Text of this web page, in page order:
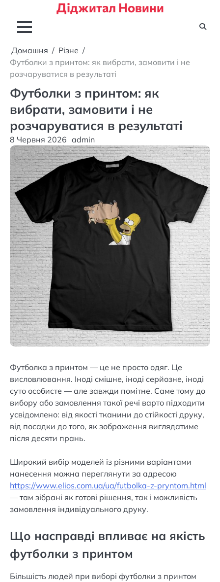
вмісту
Діджитал Новини
Домашня
Різне
Футболки з принтом: як вибрати, замовити і не
розчаруватися в результаті
Футболки з принтом: як
вибрати, замовити і не
розчаруватися в результаті
8 Червня 2026 admin
Футболка з принтом — це не просто одяг. Це
висловлювання. Іноді смішне, іноді серйозне, іноді
суто особисте — але завжди помітне. Саме тому до
вибору або замовлення такої речі варто підходити
усвідомлено: від якості тканини до стійкості друку,
від посадки до того, як зображення виглядатиме
після десяти прань.
Широкий вибір моделей із різними варіантами
нанесення можна переглянути за адресою
https://www.elios.com.ua/ua/futbolka-z-pryntom.html
— там зібрані як готові рішення, так і можливість
замовлення індивідуального друку.
Що насправді впливає на якість
футболки з принтом
Більшість людей при виборі футболки з принтом